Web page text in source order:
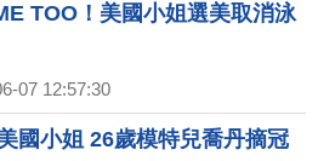
TOO！美國小姐選美取消泳
07 12:57:30
國小姐 26歲模特兒喬丹摘冠